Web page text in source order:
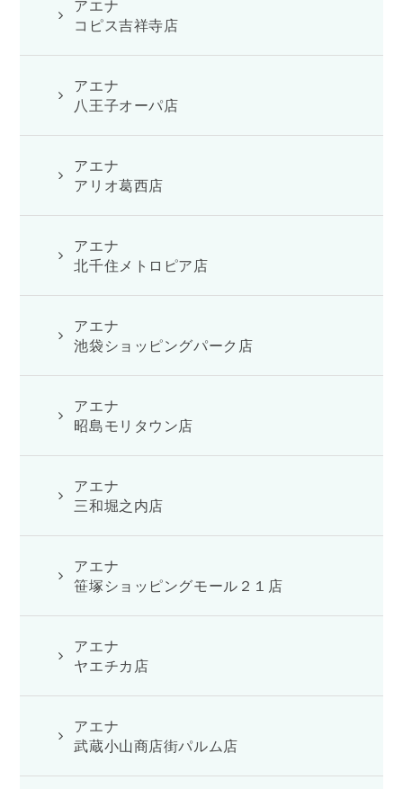
アエナ
コピス吉祥寺店
アエナ
八王子オーパ店
アエナ
アリオ葛西店
アエナ
北千住メトロピア店
アエナ
池袋ショッピングパーク店
アエナ
昭島モリタウン店
アエナ
三和堀之内店
アエナ
笹塚ショッピングモール２１店
アエナ
ヤエチカ店
アエナ
武蔵小山商店街パルム店